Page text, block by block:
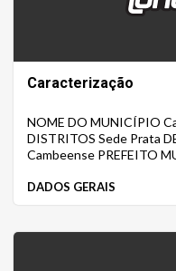
Caracterização
NOME DO MUNICÍPIO
DISTRITOS Sede Prata
Cambeense PREFEITO
DADOS GERAIS